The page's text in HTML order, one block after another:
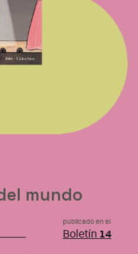
mundo
publicado en el
Boletín 14